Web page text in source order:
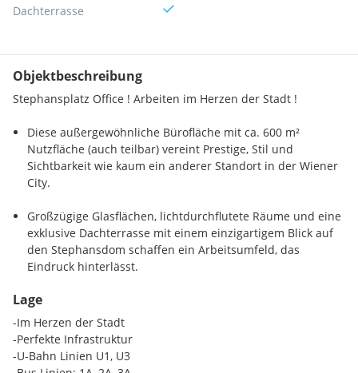
Dachterrasse
Objektbeschreibung
Stephansplatz Office ! Arbeiten im Herzen der Stadt !
Diese außergewöhnliche Bürofläche mit ca. 600 m²
Nutzfläche (auch teilbar) vereint Prestige, Stil und
Sichtbarkeit wie kaum ein anderer Standort in der Wiener
City.
Großzügige Glasflächen, lichtdurchflutete Räume und eine
exklusive Dachterrasse mit einem einzigartigem Blick auf
den Stephansdom schaffen ein Arbeitsumfeld, das
Eindruck hinterlässt.
Eine Bürofläche für Unternehmen, die keine Kompromisse
machen – repräsentative Flächen , die nicht nur Ihre
Mitarbeiter , sondern auch Ihre Kunden gleichermaßen
begeistern werden.
Lage
-Im Herzen der Stadt
-Perfekte Infrastruktur
-U-Bahn Linien U1, U3